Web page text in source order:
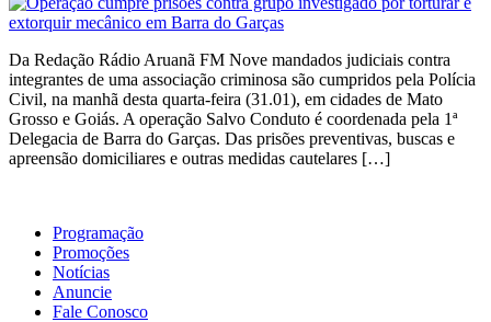
Da Redação Rádio Aruanã FM Nove mandados judiciais contra
integrantes de uma associação criminosa são cumpridos pela Polícia
Civil, na manhã desta quarta-feira (31.01), em cidades de Mato
Grosso e Goiás. A operação Salvo Conduto é coordenada pela 1ª
Delegacia de Barra do Garças. Das prisões preventivas, buscas e
apreensão domiciliares e outras medidas cautelares […]
Programação
Promoções
Notícias
Anuncie
Fale Conosco